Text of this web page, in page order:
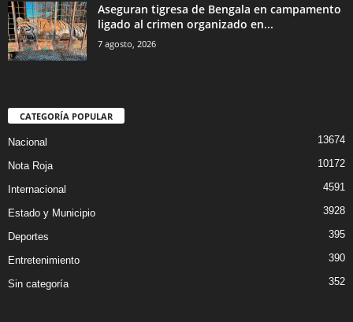
Aseguran tigresa de Bengala en campamento
ligado al crimen organizado en...
7 agosto, 2026
CATEGORÍA POPULAR
Nacional 13674
Nota Roja 10172
Internacional 4591
Estado y Municipio 3928
Deportes 395
Entretenimiento 390
Sin categoría 352